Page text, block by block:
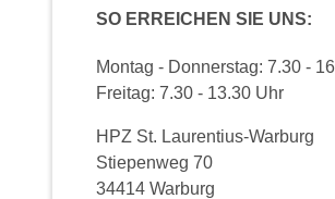
SO ERREICHEN SIE UNS:
Montag - Donnerstag: 7.30 -
Freitag: 7.30 - 13.30 Uhr
HPZ St. Laurentius-Warburg
Stiepenweg 70
34414 Warburg